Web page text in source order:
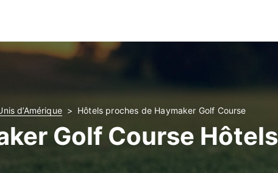
d’Amérique Hôtels proches de Haymaker Golf Course
Golf Course Hôtels